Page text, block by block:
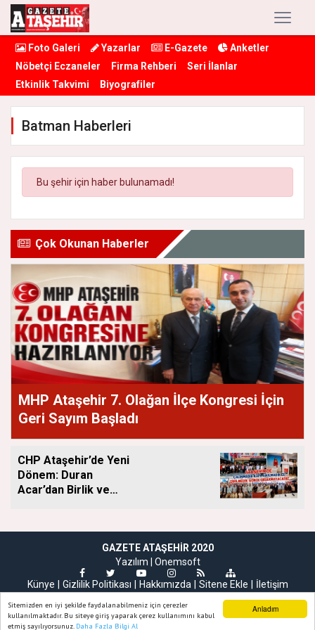
Anladım
Sitemizden en iyi şekilde faydalanabilmeniz için çerezler
kullanılmaktadır. Bu siteye giriş yaparak çerez kullanımını kabul
etmiş sayılıyorsunuz. Daha Fazla Bilgi Al
Foto Galeri Yazarlar E-Gazete
Anketler
Nöbetçi Eczaneler
Firma Rehberi
Seri İlanlar
Etkinlik Takvimi
Biyografiler
Batman Haberleri
Bu şehir için haber bulunamadı!
Çok Okunan Haberler
MHP Ataşehir 7. Olağan İlçe Kongresi İçin
Geri Sayım Başladı
CHP Ataşehir’de Yeni
Dönem: Duran
Acar’dan Birlik ve
GAZETE ATAŞEHIR 2020
Yazılım | Onemsoft
Künye
Gizlilik Politikası Hakkımızda Sitene Ekle İletişim